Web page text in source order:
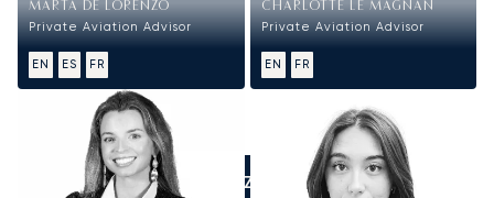
MARTA DE LORENZO
Private Aviation Advisor
EN ES FR
CHARLOTTE LE MAGNAN
Private Aviation Advisor
EN FR
APPELEZ-NOUS